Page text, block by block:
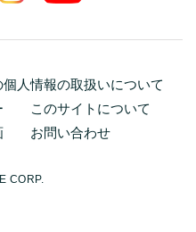
個人情報の取扱いについて
このサイトについて
お問い合わせ
CORP.